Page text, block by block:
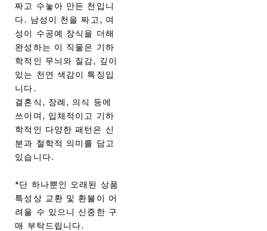
짜고 수놓아 만든 천입니
다. 남성이 천을 짜고, 여
성이 수공예 장식을 더해
완성하는 이 직물은 기하
학적인 무늬와 질감, 깊이
있는 천연 색감이 특징입
니다.
결혼식, 장례, 의식 등에
쓰이며, 입체적이고 기하
학적인 다양한 패턴은 신
분과 철학적 의미를 담고
있습니다.
*단 하나뿐인 오래된 상품
특성상 교환 및 환불이 어
려울 수 있으니 신중한 구
매 부탁드립니다.